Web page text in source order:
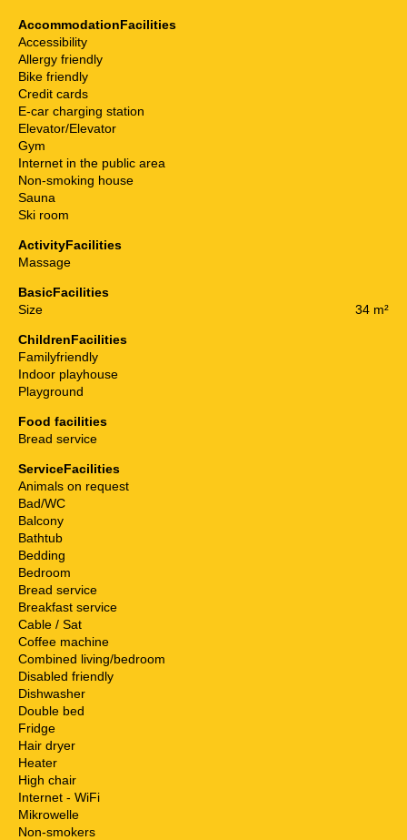
AccommodationFacilities
Accessibility
Allergy friendly
Bike friendly
Credit cards
E-car charging station
Elevator/Elevator
Gym
Internet in the public area
Non-smoking house
Sauna
Ski room
ActivityFacilities
Massage
BasicFacilities
Size
34 m²
ChildrenFacilities
Familyfriendly
Indoor playhouse
Playground
Food facilities
Bread service
ServiceFacilities
Animals on request
Bad/WC
Balcony
Bathtub
Bedding
Bedroom
Bread service
Breakfast service
Cable / Sat
Coffee machine
Combined living/bedroom
Disabled friendly
Dishwasher
Double bed
Fridge
Hair dryer
Heater
High chair
Internet - WiFi
Mikrowelle
Non-smokers